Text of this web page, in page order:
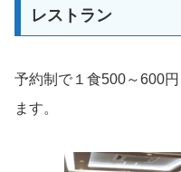
レストラン
予約制で１食500～600
ます。